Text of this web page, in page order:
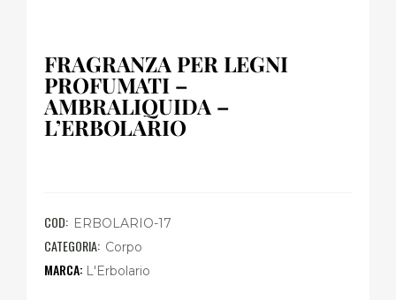
FRAGRANZA PER LEGNI
PROFUMATI –
AMBRALIQUIDA –
L’ERBOLARIO
COD: ERBOLARIO-17
CATEGORIA: Corpo
L'Erbolario